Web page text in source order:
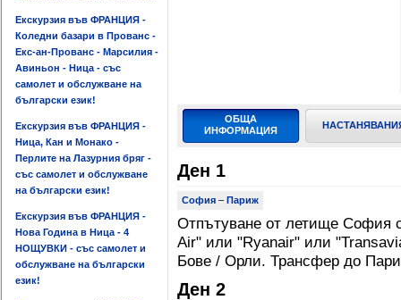
Екскурзия във ФРАНЦИЯ -
Коледни базари в Прованс -
Екс-ан-Прованс - Марсилия -
Авиньон - Ница - със
самолет и обслужване на
български език!
Екскурзия във ФРАНЦИЯ -
Ница, Кан и Монако -
Перлите на Лазурния бряг -
със самолет и обслужване
на български език!
Екскурзия във ФРАНЦИЯ -
Нова Година в Ница - 4
НОЩУВКИ - със самолет и
обслужване на български
език!
ОБЩА
ИНФОРМАЦИЯ
Ден 1
София – Париж
Отпътуване от летище София
Air" или "Ryanair" или
Бове / Орли. Трансфер до
Ден 2